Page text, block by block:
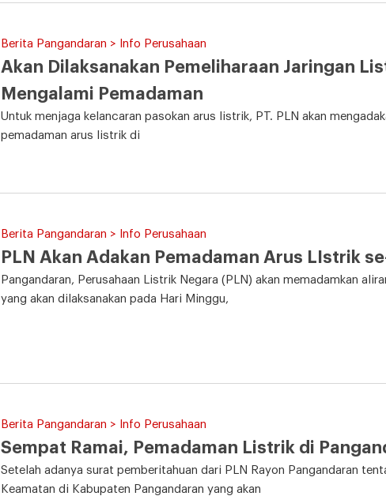
Berita Pangandaran > Info Perusahaan
Akan Dilaksanakan Pemeliharaan Jaringan
Mengalami Pemadaman
Untuk menjaga kelancaran pasokan arus listrik, PT. PLN akan
pemadaman arus listrik di
Berita Pangandaran > Info Perusahaan
PLN Akan Adakan Pemadaman Arus LIstrik
Pangandaran, Perusahaan Listrik Negara (PLN) akan memadamkan
yang akan dilaksanakan pada Hari Minggu,
Berita Pangandaran > Info Perusahaan
Sempat Ramai, Pemadaman Listrik di
Setelah adanya surat pemberitahuan dari PLN Rayon Pangandaran
Keamatan di Kabupaten Pangandaran yang akan